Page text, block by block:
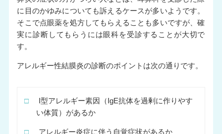
に目のかゆみについても訴えるケースが多いようです。
そこで点眼薬を処方してもらえることも多いですが、確
実に診断してもらうには眼科を受診することが大切で
す。
アレルギー性結膜炎の診断のポイントは次の通りです。
□
I型アレルギー素因（IgE抗体を過剰に作りやす
い体質）があるか
□ アレルギー炎症に伴う自覚症状があるか